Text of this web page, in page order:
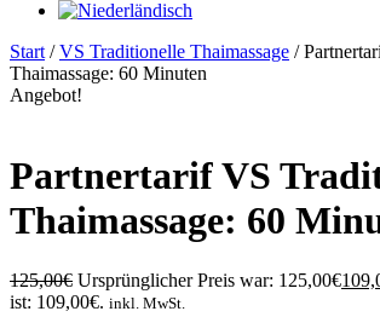
Start /VS Traditionelle Thaimassage /
Thaimassage: 60 Minuten
Angebot!
Partnertarif VS
Thaimassage: 60
125,00€ Ursprünglicher Preis war: 125,00€
ist: 109,00€. inkl. MwSt.